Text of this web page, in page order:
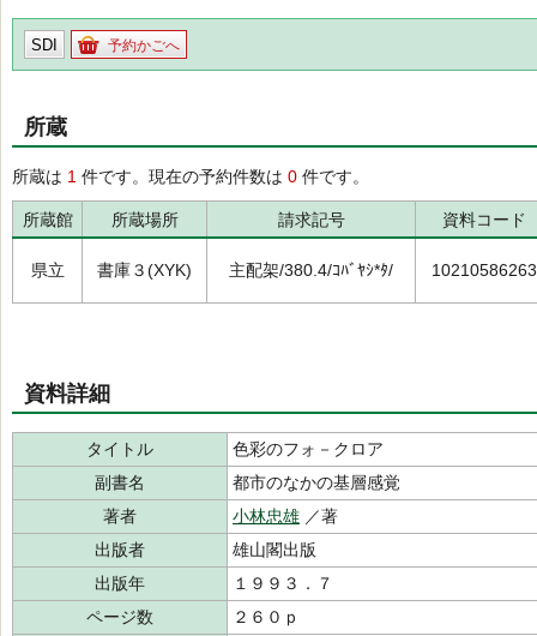
SDI 予約かごへ
所蔵
所蔵は 1 件です。現在の予約件数は 0 件です。
所蔵館 所蔵場所 請求記号 資料コード
県立 書庫３(XYK) 主配架/380.4/ｺﾊﾞﾔｼ*ﾀ/ 10210586263
資料詳細
タイトル
色彩のフォ－クロア
副書名
都市のなかの基層感覚
著者
小林忠雄 ／著
出版者
雄山閣出版
出版年
１９９３．７
ページ数
２６０ｐ